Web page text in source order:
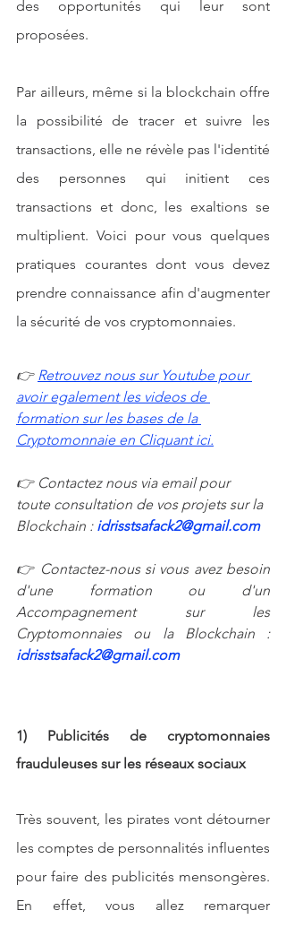
des opportunités qui leur sont
proposées.
Par ailleurs, même si la blockchain offre
la possibilité de tracer et suivre les
transactions, elle ne révèle pas l'identité
des personnes qui initient ces
transactions et donc, les exaltions se
multiplient. Voici pour vous quelques
pratiques courantes dont vous devez
prendre connaissance afin d'augmenter
la sécurité de vos cryptomonnaies.
👉 Retrouvez nous sur Youtube pour
avoir egalement les videos de
formation sur les bases de la
Cryptomonnaie en Cliquant ici.
👉 Contactez nous via email pour
toute consultation de vos projets sur la
Blockchain : idrisstsafack2@gmail.com
👉 Contactez-nous si vous avez besoin
d'une formation ou d'un
Accompagnement sur les
Cryptomonnaies ou la Blockchain :
idrisstsafack2@gmail.com
1) Publicités de cryptomonnaies
frauduleuses sur les réseaux sociaux
Très souvent, les pirates vont détourner
les comptes de personnalités influentes
pour faire des publicités mensongères.
En effet, vous allez remarquer